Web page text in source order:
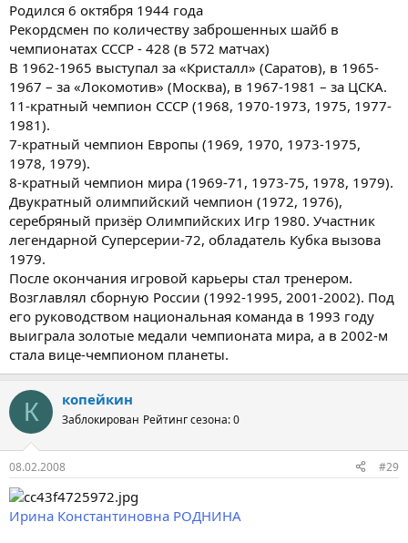
Родился 6 октября 1944 года
Рекордсмен по количеству заброшенных шайб в
чемпионатах СССР - 428 (в 572 матчах)
В 1962-1965 выступал за «Кристалл» (Саратов), в 1965-
1967 – за «Локомотив» (Москва), в 1967-1981 – за ЦСКА.
11-кратный чемпион СССР (1968, 1970-1973, 1975, 1977-
1981).
7-кратный чемпион Европы (1969, 1970, 1973-1975,
1978, 1979).
8-кратный чемпион мира (1969-71, 1973-75, 1978, 1979).
Двукратный олимпийский чемпион (1972, 1976),
серебряный призёр Олимпийских Игр 1980. Участник
легендарной Суперсерии-72, обладатель Кубка вызова
1979.
После окончания игровой карьеры стал тренером.
Возглавлял сборную России (1992-1995, 2001-2002). Под
его руководством национальная команда в 1993 году
выиграла золотые медали чемпионата мира, а в 2002-м
стала вице-чемпионом планеты.
К копейкин
Заблокирован Рейтинг сезона: 0
08.02.2008 #29
Ирина Константиновна РОДНИНА